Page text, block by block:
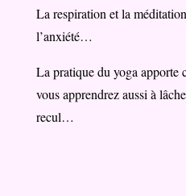
La respiration et la
l’anxiété…
La pratique du yoga apporte
vous apprendrez aussi à
recul…